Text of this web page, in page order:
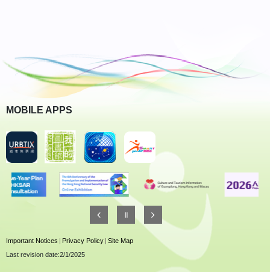
MOBILE APPS
Important Notices | Privacy Policy | Site Map
Last revision date:2/1/2025